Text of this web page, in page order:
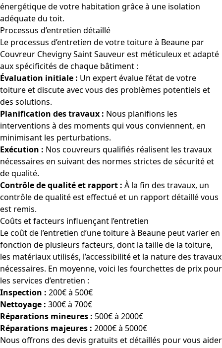
énergétique de votre habitation grâce à une isolation
adéquate du toit.
Processus d’entretien détaillé
Le processus d’entretien de votre toiture à Beaune par
Couvreur Chevigny Saint Sauveur est méticuleux et adapté
aux spécificités de chaque bâtiment :
Évaluation initiale : Un expert évalue l’état de votre
toiture et discute avec vous des problèmes potentiels et
des solutions.
Planification des travaux : Nous planifions les
interventions à des moments qui vous conviennent, en
minimisant les perturbations.
Exécution : Nos couvreurs qualifiés réalisent les travaux
nécessaires en suivant des normes strictes de sécurité et
de qualité.
Contrôle de qualité et rapport : À la fin des travaux, un
contrôle de qualité est effectué et un rapport détaillé vous
est remis.
Coûts et facteurs influençant l’entretien
Le coût de l’entretien d’une toiture à Beaune peut varier en
fonction de plusieurs facteurs, dont la taille de la toiture,
les matériaux utilisés, l’accessibilité et la nature des travaux
nécessaires. En moyenne, voici les fourchettes de prix pour
les services d’entretien :
Inspection : 200€ à 500€
Nettoyage : 300€ à 700€
Réparations mineures : 500€ à 2000€
Réparations majeures : 2000€ à 5000€
Nous offrons des devis gratuits et détaillés pour vous aider